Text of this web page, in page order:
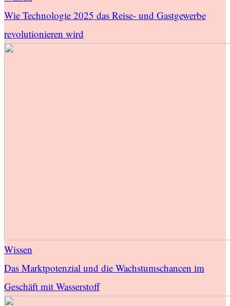
Wie Technologie 2025 das Reise- und Gastgewerbe
revolutionieren wird
Wissen
Das Marktpotenzial und die Wachstumschancen im
Geschäft mit Wasserstoff